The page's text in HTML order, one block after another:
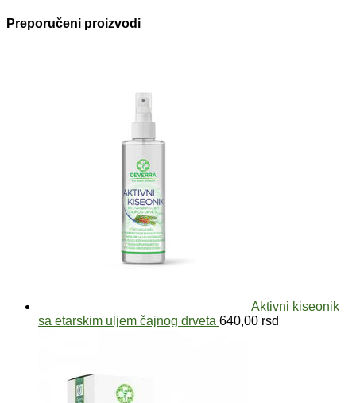
Preporučeni proizvodi
Aktivni kiseonik
sa etarskim uljem čajnog drveta 640,00 rsd